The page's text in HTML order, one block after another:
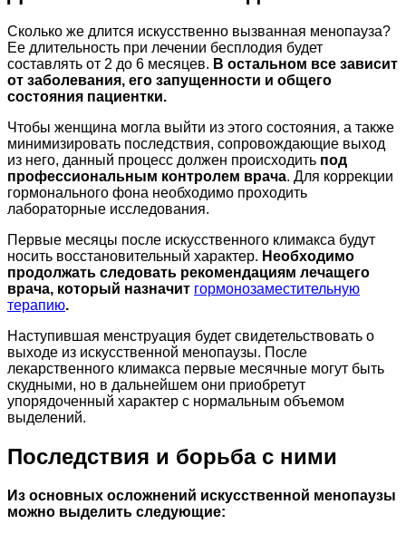
Сколько же длится искусственно вызванная менопауза?
Ее длительность при лечении бесплодия будет
составлять от 2 до 6 месяцев. В остальном все зависит
от заболевания, его запущенности и общего
состояния пациентки.
Чтобы женщина могла выйти из этого состояния, а также
минимизировать последствия, сопровождающие выход
из него, данный процесс должен происходить под
профессиональным контролем врача. Для коррекции
гормонального фона необходимо проходить
лабораторные исследования.
Первые месяцы после искусственного климакса будут
носить восстановительный характер. Необходимо
продолжать следовать рекомендациям лечащего
врача, который назначит гормонозаместительную
терапию.
Наступившая менструация будет свидетельствовать о
выходе из искусственной менопаузы. После
лекарственного климакса первые месячные могут быть
скудными, но в дальнейшем они приобретут
упорядоченный характер с нормальным объемом
выделений.
Последствия и борьба с ними
Из основных осложнений искусственной менопаузы
можно выделить следующие: